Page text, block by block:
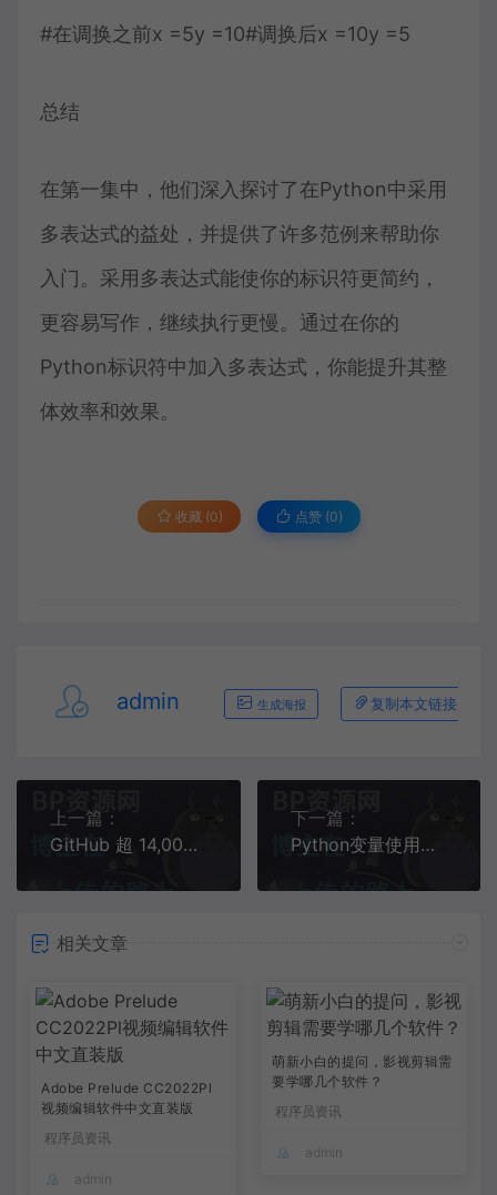
#在调换之前x =5y =10#调换后x =10y =5
总结
在第一集中，他们深入探讨了在Python中采用
多表达式的益处，并提供了许多范例来帮助你
入门。采用多表达式能使你的标识符更简约，
更容易写作，继续执行更慢。通过在你的
Python标识符中加入多表达式，你能提升其整
体效率和效果。
收藏 (0) 点赞 (0)
admin 生成海报 复制本文链接
上一篇：
GitHub 超 14,000 Star，中国又一 Apache 顶级开源项目诞生！她将弟弟带到娱乐圈后自己无人问津，弟弟却接戏到手软
下一篇：
Python变量使用时的常见问题
相关文章
Adobe Prelude CC2022Pl
视频编辑软件中文直装版
程序员资讯
admin
萌新小白的提问，影视剪辑需
要学哪几个软件？
程序员资讯
admin